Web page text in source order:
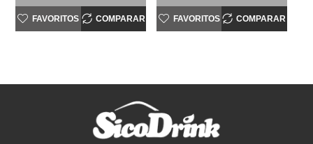
FAVORITOS COMPARAR FAVORITOS COMPARAR